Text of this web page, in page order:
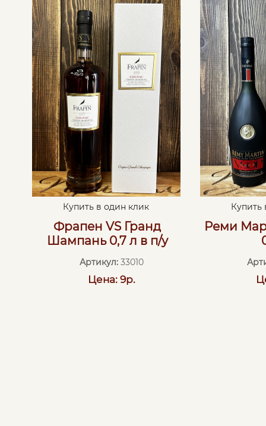
Купить в один клик
Фрапен VS Гранд
Шампань 0,7 л в п/у
Артикул: 33010
Цена: 9р.
Купить
Реми